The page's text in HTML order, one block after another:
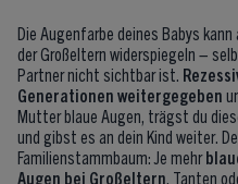
Die Augenfarbe deines Babys kann
der Großeltern widerspiegeln –
Partner nicht sichtbar ist.
Generationen weitergegeben
Mutter blaue Augen, trägst du
und gibst es an dein Kind weiter.
Familienstammbaum: Je mehr
Augen bei Großeltern , Tanten